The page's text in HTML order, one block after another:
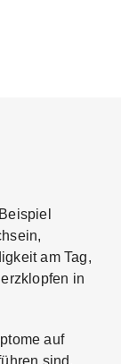
am Tag,
in
auf
sind,